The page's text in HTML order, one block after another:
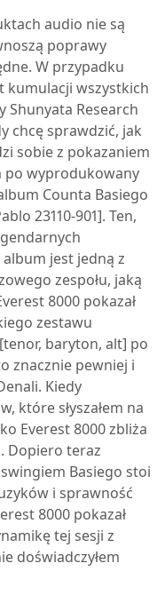
audio nie są
poprawy
W przypadku
kumulacji wszystkich
Research
chcę sprawdzić, jak
sobie z pokazaniem
po wyprodukowany
Counta Basiego
23110-901]. Ten,
jest jedną z
zespołu, jaką
8000 pokazał
zestawu
baryton, alt] po
znacznie pewniej i
Kiedy
które słyszałem na
Everest 8000zbliża
Dopiero teraz
Basiego stoi
i sprawność
8000 pokazał
tej sesji z
doświadczyłem